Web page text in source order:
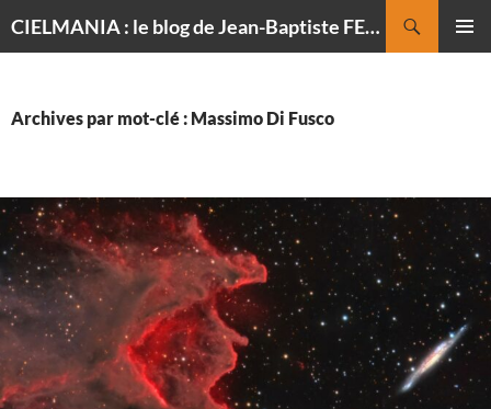
CIELMANIA : le blog de Jean-Baptiste FELDMANN, photographe du ciel
Archives par mot-clé : Massimo Di Fusco